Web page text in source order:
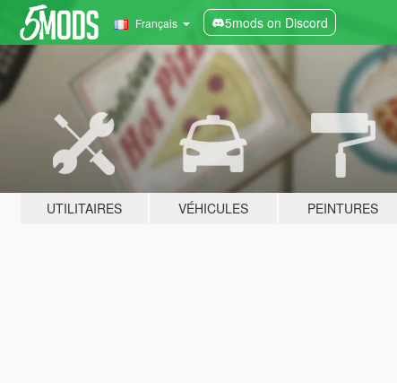
Français 5mods on Discord
UTILITAIRES VÉHICULES PEINTURES